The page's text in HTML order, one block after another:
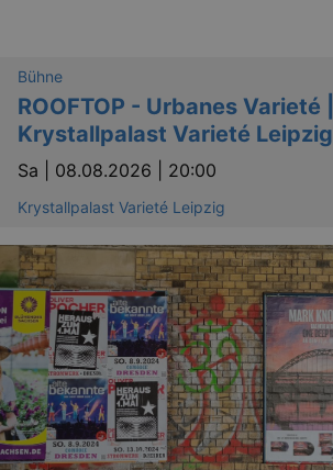
Bühne
ROOFTOP - Urbanes Varieté |
Krystallpalast Varieté Leipzig
Sa | 08.08.2026 | 20:00
Krystallpalast Varieté Leipzig